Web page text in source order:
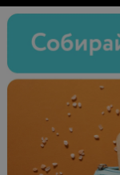
какой то нюанс,